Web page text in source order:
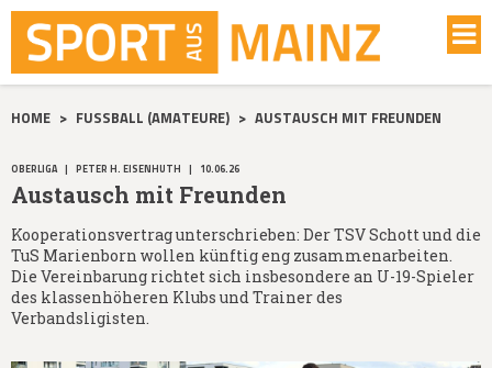
HOME > FUSSBALL (AMATEURE) > AUSTAUSCH MIT FREUNDEN
OBERLIGA | PETER H. EISENHUTH | 10.06.26
Austausch mit Freunden
Kooperationsvertrag unterschrieben: Der TSV Schott und die
TuS Marienborn wollen künftig eng zusammenarbeiten.
Die Vereinbarung richtet sich insbesondere an U-19-Spieler
des klassenhöheren Klubs und Trainer des
Verbandsligisten.